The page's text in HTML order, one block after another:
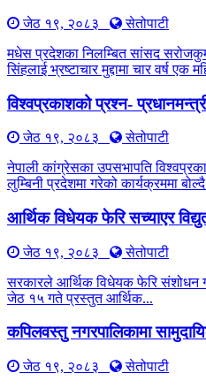
जेठ १९, २०८३
सेतोपाटी
मधेस प्रदेशका निलम्बित सांसद
सिंहलाई भ्रष्टाचार मुद्दामा चार वर्ष एक
विश्वप्रकाशको प्रश्न-
जेठ १९, २०८३
सेतोपाटी
नेपाली कांग्रेसका उपसभापति
लुम्बिनी प्रदेशमा गरेको कार्यक्रममा
आर्थिक विधेयक फेरि सच्याएर
जेठ १९, २०८३
सेतोपाटी
सरकारले आर्थिक विधेयक फेरि संशोधन
जेठ १५ गते प्रस्तुत आर्थिक...
कपिलवस्तु नगरपालिकामा
जेठ १९, २०८३
सेतोपाटी